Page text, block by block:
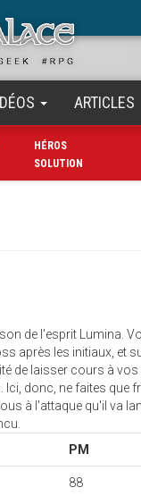
ARTICLES
HÉROS
SOLUTION
de l'esprit Lumina.
après les initiaux, et
de laisser cours à
Ici, donc, ne faites que
à l'attaque qu'il va
PM
88